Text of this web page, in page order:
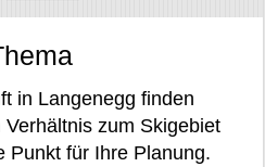
in Langenegg finden
zum Skigebiet
Punkt für Ihre Planung.